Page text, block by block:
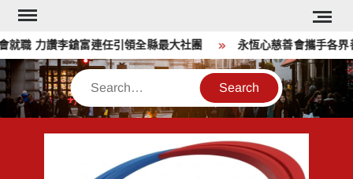
Skip
content
職 力讚李鎗富連任引領全縣最大社團 永恆心慈善會攜手各界
Search